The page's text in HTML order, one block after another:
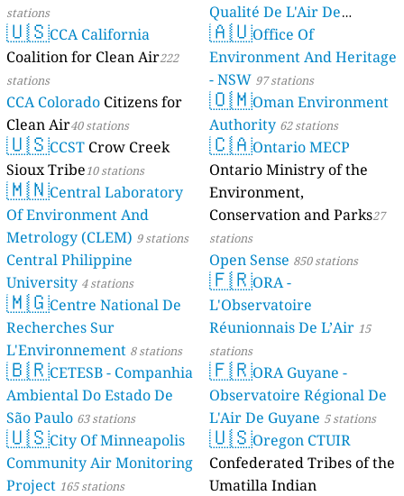
stations
🇺🇸CCA California
Coalition for Clean Air222
stations
CCA Colorado Citizens for
Clean Air40 stations
🇺🇸CCST Crow Creek
Sioux Tribe10 stations
🇲🇳Central Laboratory
Of Environment And
Metrology (CLEM) 9 stations
Central Philippine
University 4 stations
🇲🇬Centre National De
Recherches Sur
L'Environnement 8 stations
🇧🇷CETESB - Companhia
Ambiental Do Estado De
São Paulo 63 stations
🇺🇸City Of Minneapolis
Community Air Monitoring
Project 165 stations
Qualité De L'Air De
Mayotte 4 stations
🇦🇺Office Of
Environment And Heritage
- NSW 97 stations
🇴🇲Oman Environment
Authority 62 stations
🇨🇦Ontario MECP
Ontario Ministry of the
Environment,
Conservation and Parks27
stations
Open Sense 850 stations
🇫🇷ORA -
L'Observatoire
Réunionnais De L’Air 15
stations
🇫🇷ORA Guyane -
Observatoire Régional De
L'Air De Guyane 5 stations
🇺🇸Oregon CTUIR
Confederated Tribes of the
Umatilla Indian